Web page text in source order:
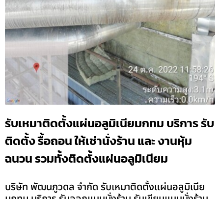
รับเหมาติดตั้งแผ่นอลูมิเนียมกทม บริการ รับ
ติดตั้ง รื้อถอน ให้เช่านั่งร้าน และ งานหุ้ม
ฉนวน รวมทั้งติดตั้งแผ่นอลูมิเนียม
บริษัท พัฒนภูวดล จำกัด รับเหมาติดตั้งแผ่นอลูมิเนีย